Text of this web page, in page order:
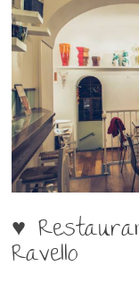
♥
Ravello